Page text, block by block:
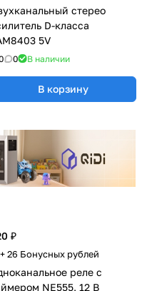
стерео
D-класса
5V
0 В наличии
В корзину
₽
+ 26 Бонусных рублей
реле с
NE555, 12 В